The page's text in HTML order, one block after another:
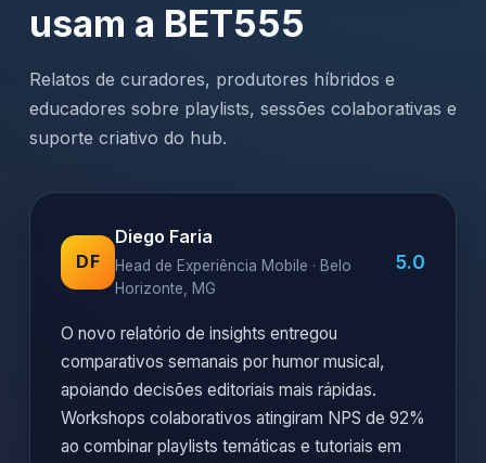
usam a BET555
Relatos de curadores, produtores híbridos e
educadores sobre playlists, sessões colaborativas e
suporte criativo do hub.
DF
Diego Faria
Head de Experiência Mobile · Belo
Horizonte, MG
5.0
O novo relatório de insights entregou
comparativos semanais por humor musical,
apoiando decisões editoriais mais rápidas.
Workshops colaborativos atingiram NPS de 92%
ao combinar playlists temáticas e tutoriais em